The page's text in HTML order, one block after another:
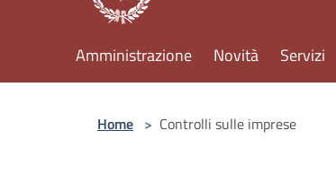
Amministrazione Novità Servizi
Home > Controlli sulle imprese